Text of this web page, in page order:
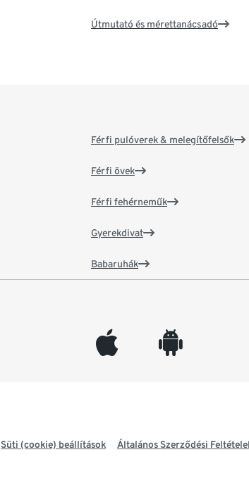
Útmutató és mérettanácsadó
Férfi pulóverek & melegítőfelsők
Férfi övek
Férfi fehérneműk
Gyerekdivat
Babaruhák
appleinc android
Süti (cookie) beállítások Általános Szerződési